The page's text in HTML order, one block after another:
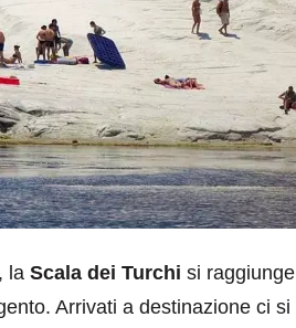
, la Scala dei Turchi si raggiunge
Arrivati a destinazione ci si